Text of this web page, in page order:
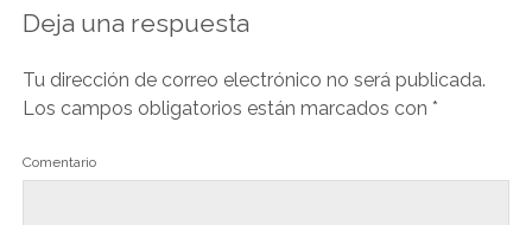
Deja una respuesta
Tu dirección de correo electrónico no será publicada.
Los campos obligatorios están marcados con *
Comentario